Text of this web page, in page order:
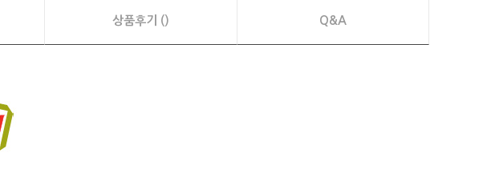
상품후기 () Q&A